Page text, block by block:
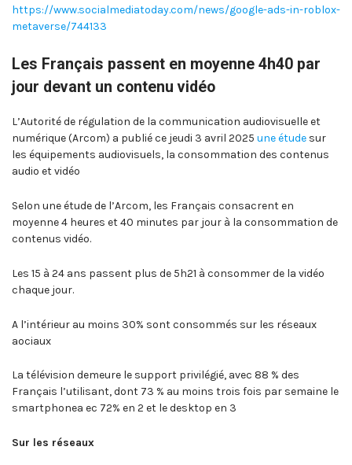
https://www.socialmediatoday.com/news/google-ads-in-roblox-
metaverse/744133
Les Français passent en moyenne 4h40 par
jour devant un contenu vidéo
L’Autorité de régulation de la communication audiovisuelle et
numérique (Arcom) a publié ce jeudi 3 avril 2025 une étude sur
les équipements audiovisuels, la consommation des contenus
audio et vidéo
Selon une étude de l’Arcom, les Français consacrent en
moyenne 4 heures et 40 minutes par jour à la consommation de
contenus vidéo.
Les 15 à 24 ans passent plus de 5h21 à consommer de la vidéo
chaque jour.
A l’intérieur au moins 30% sont consommés sur les réseaux
aociaux
La télévision demeure le support privilégié, avec 88 % des
Français l’utilisant, dont 73 % au moins trois fois par semaine le
smartphonea ec 72% en 2 et le desktop en 3
Sur les réseaux